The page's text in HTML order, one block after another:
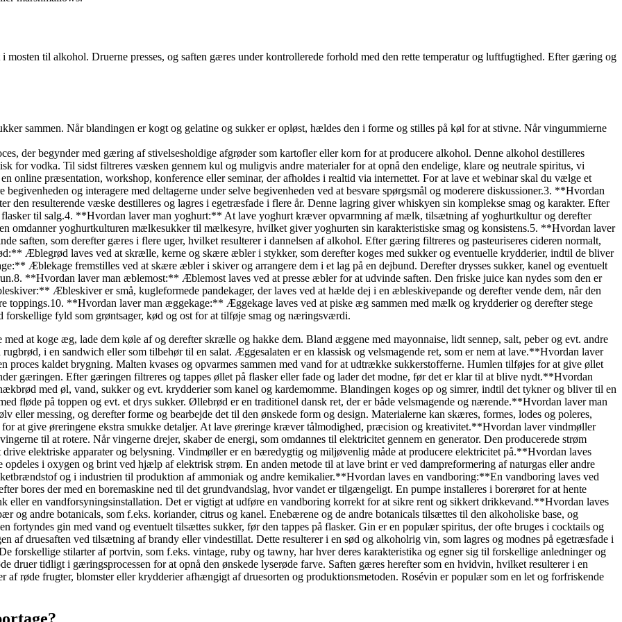
til alkohol. Druerne presses, og saften gæres under kontrollerede forhold med den rette temperatur og luftfugtighed. Efter gæring og
sammen. Når blandingen er kogt og gelatine og sukker er opløst, hældes den i forme og stilles på køl for at stivne. Når vingummierne
der begynder med gæring af stivelsesholdige afgrøder som kartofler eller korn for at producere alkohol. Denne alkohol destilleres
for vodka. Til sidst filtreres væsken gennem kul og muligvis andre materialer for at opnå den endelige, klare og neutrale spiritus, vi
online præsentation, workshop, konference eller seminar, der afholdes i realtid via internettet. For at lave et webinar skal du vælge et
og interagere med deltagerne under selve begivenheden ved at besvare spørgsmål og moderere diskussioner.3. **Hvordan
resulterende væske destilleres og lagres i egetræsfade i flere år. Denne lagring giver whiskyen sin komplekse smag og karakter. Efter
flasker til salg.4. **Hvordan laver man yoghurt:** At lave yoghurt kræver opvarmning af mælk, tilsætning af yoghurtkultur og derefter
omdanner yoghurtkulturen mælkesukker til mælkesyre, hvilket giver yoghurten sin karakteristiske smag og konsistens.5. **Hvordan laver
saften, som derefter gæres i flere uger, hvilket resulterer i dannelsen af alkohol. Efter gæring filtreres og pasteuriseres cideren normalt,
Æblegrød laves ved at skrælle, kerne og skære æbler i stykker, som derefter koges med sukker og eventuelle krydderier, indtil de bliver
Æblekage fremstilles ved at skære æbler i skiver og arrangere dem i et lag på en dejbund. Derefter drysses sukker, kanel og eventuelt
**Hvordan laver man æblemost:** Æblemost laves ved at presse æbler for at udvinde saften. Den friske juice kan nydes som den er
Æbleskiver er små, kugleformede pandekager, der laves ved at hælde dej i en æbleskivepande og derefter vende dem, når den
toppings.10. **Hvordan laver man æggekage:** Æggekage laves ved at piske æg sammen med mælk og krydderier og derefter stege
fyld som grøntsager, kød og ost for at tilføje smag og næringsværdi.
at koge æg, lade dem køle af og derefter skrælle og hakke dem. Bland æggene med mayonnaise, lidt sennep, salt, peber og evt. andre
i en sandwich eller som tilbehør til en salat. Æggesalaten er en klassisk og velsmagende ret, som er nem at lave.**Hvordan laver
kaldet brygning. Malten kvases og opvarmes sammen med vand for at udtrække sukkerstofferne. Humlen tilføjes for at give øllet
gæringen. Efter gæringen filtreres og tappes øllet på flasker eller fade og lader det modne, før det er klar til at blive nydt.**Hvordan
med øl, vand, sukker og evt. krydderier som kanel og kardemomme. Blandingen koges op og simrer, indtil det tykner og bliver til en
fløde på toppen og evt. et drys sukker. Øllebrød er en traditionel dansk ret, der er både velsmagende og nærende.**Hvordan laver man
messing, og derefter forme og bearbejde det til den ønskede form og design. Materialerne kan skæres, formes, lodes og poleres,
at give øreringene ekstra smukke detaljer. At lave øreringe kræver tålmodighed, præcision og kreativitet.**Hvordan laver vindmøller
til at rotere. Når vingerne drejer, skaber de energi, som omdannes til elektricitet gennem en generator. Den producerede strøm
elektriske apparater og belysning. Vindmøller er en bæredygtig og miljøvenlig måde at producere elektricitet på.**Hvordan laves
i oxygen og brint ved hjælp af elektrisk strøm. En anden metode til at lave brint er ved dampreformering af naturgas eller andre
og i industrien til produktion af ammoniak og andre kemikalier.**Hvordan laves en vandboring:**En vandboring laves ved
bores der med en boremaskine ned til det grundvandslag, hvor vandet er tilgængeligt. En pumpe installeres i borerøret for at hente
eller en vandforsyningsinstallation. Det er vigtigt at udføre en vandboring korrekt for at sikre rent og sikkert drikkevand.**Hvordan laves
og andre botanicals, som f.eks. koriander, citrus og kanel. Enebærene og de andre botanicals tilsættes til den alkoholiske base, og
fortyndes gin med vand og eventuelt tilsættes sukker, før den tappes på flasker. Gin er en populær spiritus, der ofte bruges i cocktails og
druesaften ved tilsætning af brandy eller vindestillat. Dette resulterer i en sød og alkoholrig vin, som lagres og modnes på egetræsfade i
forskellige stilarter af portvin, som f.eks. vintage, ruby og tawny, har hver deres karakteristika og egner sig til forskellige anledninger og
druer tidligt i gæringsprocessen for at opnå den ønskede lyserøde farve. Saften gæres herefter som en hvidvin, hvilket resulterer i en
af røde frugter, blomster eller krydderier afhængigt af druesorten og produktionsmetoden. Rosévin er populær som en let og forfriskende